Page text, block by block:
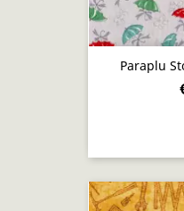
Paraplu